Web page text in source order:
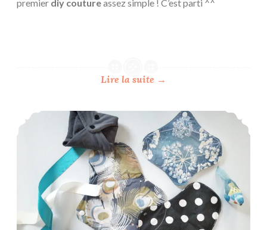
premier diy coutureassez simple ! C’est parti ^^
Lire la suite →
Mes conseils d’utilisation des serviettes hygiéniques lavables